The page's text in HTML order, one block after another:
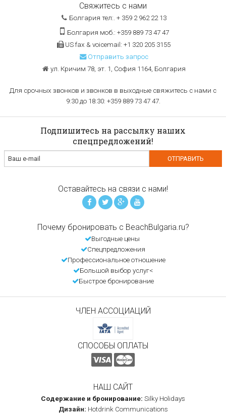
Свяжитесь с нами
Болгария тел:. + 359 2 962 22 13
Болгария моб.: +359 889 73 47 47
US fax & voicemail: +1 320 205 3155
Отправить запрос
ул. Кричим 78, эт. 1, София 1164, Болгария
Для срочных звонков и звонков в выходные свяжитесь с нами с
9:30 до 18:30: +359 889 73 47 47.
Подпишитесь на рассылку наших
спецпредложений!
Оставайтесь на связи с нами!
Почему бронировать с BeachBulgaria.ru?
Выгодные цены
Спецпредложения
Профессиональное отношение
Большой выбор услуг<
Быстрое бронирование
ЧЛЕН АССОЦИАЦИЙ
СПОСОБЫ ОПЛАТЫ
НАШ САЙТ
Содержание и бронирование: Silky Holidays
Дизайн: Hotdrink Communications